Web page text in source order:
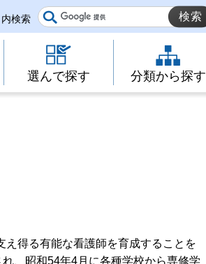
検索
選んで探す 分類から探す
得る有能な看護師を育成することを
、昭和54年4月に各種学校から専修学